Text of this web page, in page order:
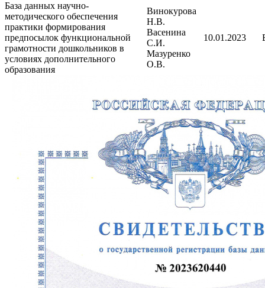
База данных научно-
методического обеспечения
практики формирования
предпосылок функциональной
грамотности дошкольников в
условиях дополнительного
образования
Винокурова
Н.В.
Васенина
С.И.
Мазуренко
О.В.
10.01.2023